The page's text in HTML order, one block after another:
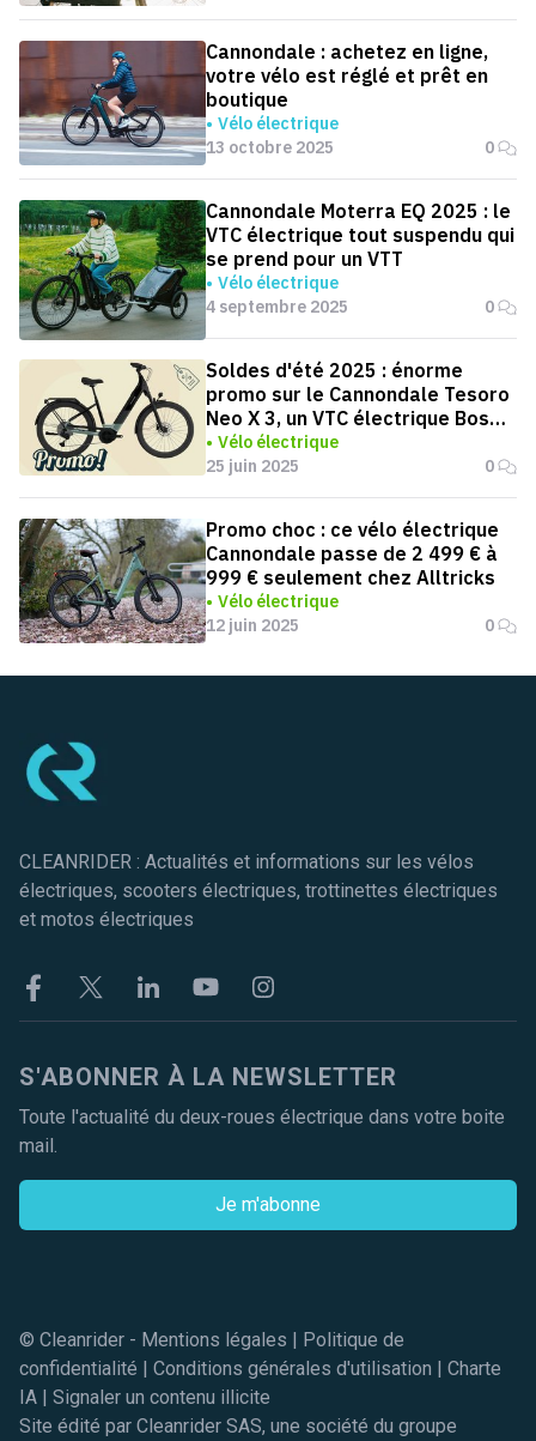
Cannondale : achetez en ligne,
votre vélo est réglé et prêt en
boutique
Vélo électrique
13 octobre 2025
0
Cannondale Moterra EQ 2025 : le
VTC électrique tout suspendu qui
se prend pour un VTT
Vélo électrique
4 septembre 2025
0
Soldes d'été 2025 : énorme
promo sur le Cannondale Tesoro
Neo X 3, un VTC électrique Bosch
à 1599 €
Vélo électrique
25 juin 2025
0
Promo choc : ce vélo électrique
Cannondale passe de 2 499 € à
999 € seulement chez Alltricks
Vélo électrique
12 juin 2025
0
CLEANRIDER : Actualités et informations sur les vélos
électriques, scooters électriques, trottinettes électriques
et motos électriques
FacebookTwitter LinkekinYoutubeInstagram
S'ABONNER À LA NEWSLETTER
Toute l'actualité du deux-roues électrique dans votre boite
mail.
Je m'abonne
© Cleanrider - Mentions légales | Politique de
confidentialité | Conditions générales d'utilisation | Charte
IA | Signaler un contenu illicite
Site édité par Cleanrider SAS, une société du groupe